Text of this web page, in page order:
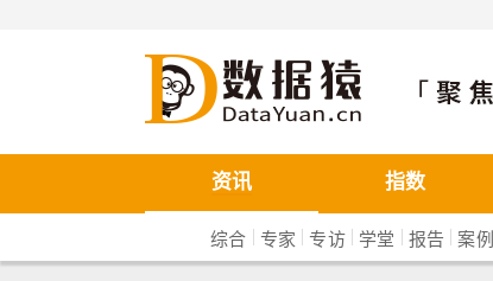
数据猿
资讯 指数
综合 | 专家 |专访| 学堂 | 报告 | 案例